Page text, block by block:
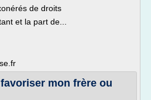
de droits
et la part de...
mon frère ou